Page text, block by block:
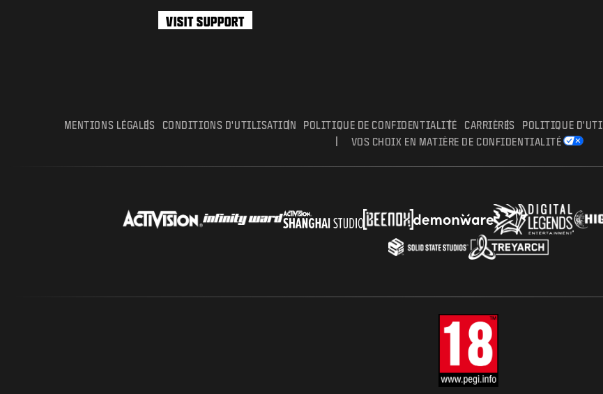
VISIT SUPPORT
MENTIONS LÉGALES CONDITIONS D'UTILISATION POLITIQUE DE CONFIDENTIALITÉ CARRIÈRES POLITIQUE
VOS CHOIX EN MATIÈRE DE CONFIDENTIALITÉ